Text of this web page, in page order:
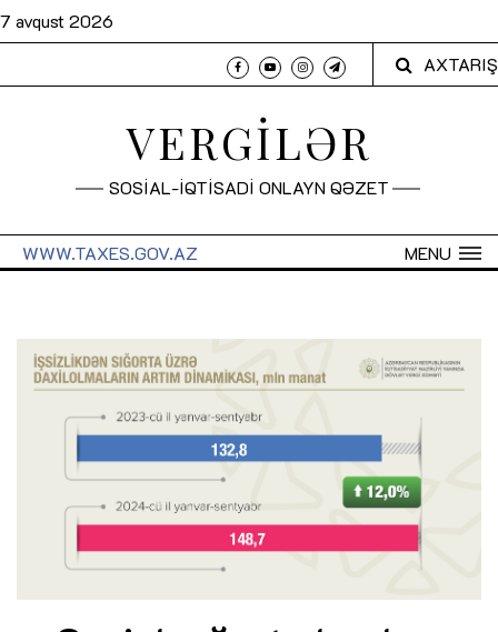
7 avqust 2026
AXTARIŞ
VERGİLƏR
SOSİAL-İQTİSADİ ONLAYN QƏZET
MENU
WWW.TAXES.GOV.AZ